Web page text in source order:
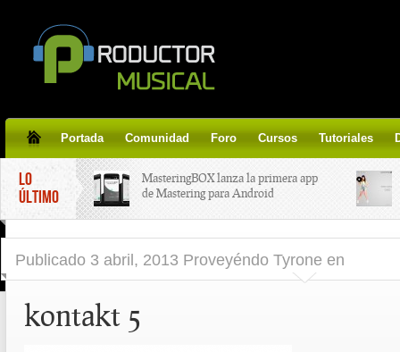
Portada Comunidad Foro Cursos Tutoriales
LO
ÚLTIMO
MasteringBOX lanza la primera app
de Mastering para Android
line gratis!
Publicado 3 abril, 2013 Proveyéndo Tyrone en
kontakt 5